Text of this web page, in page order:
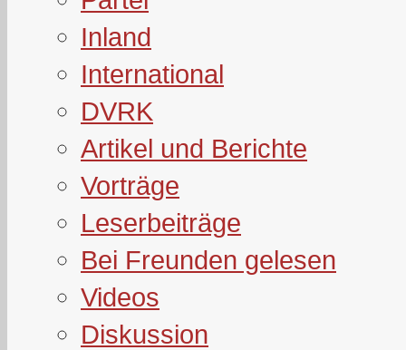
Inland
International
DVRK
Artikel und Berichte
Vorträge
Leserbeiträge
Bei Freunden gelesen
Videos
Diskussion